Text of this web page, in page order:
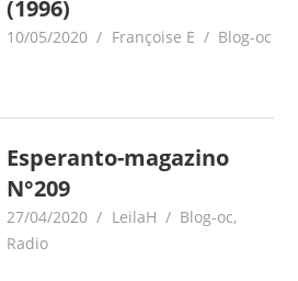
(1996)
10/05/2020 Françoise E Blog-oc
Esperanto-magazino
N°209
27/04/2020 LeilaH Blog-oc,
Radio